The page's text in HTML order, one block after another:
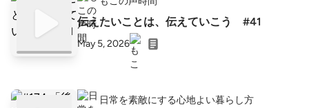
伝えたいことは、伝えていこう #41
May 5, 2026
日常を素敵にする心地よい暮らし方